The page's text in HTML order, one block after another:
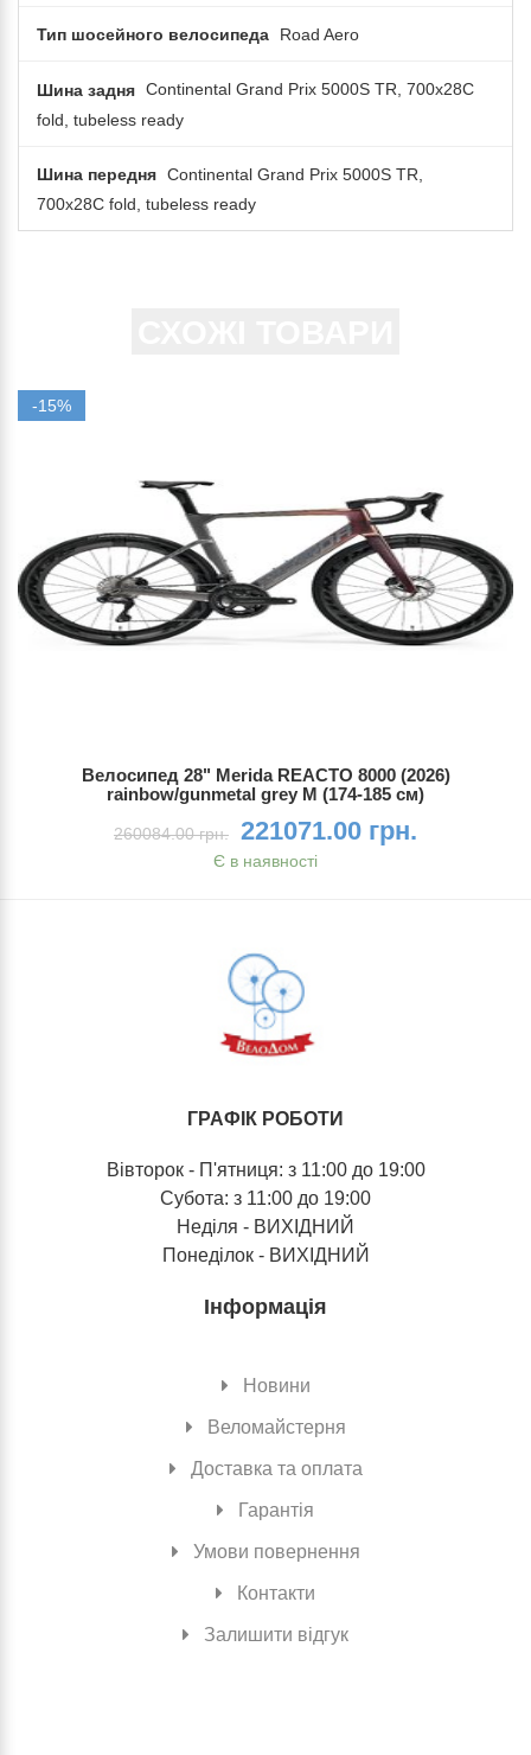
Тип шосейного велосипеда Road Aero
Шина задня Continental Grand Prix 5000S TR, 700x28C
fold, tubeless ready
Шина передня Continental Grand Prix 5000S TR,
700x28C fold, tubeless ready
-15%
Велосипед 28" Merida REACTO 8000 (2026)
rainbow/gunmetal grey M (174-185 см)
260084.00 грн. 221071.00 грн.
Є в наявності
ГРАФІК РОБОТИ
Вівторок - П'ятниця: з 11:00 до 19:00
Субота: з 11:00 до 19:00
Неділя - ВИХІДНИЙ
Понеділок - ВИХІДНИЙ
Інформація
Новини
Веломайстерня
Доставка та оплата
Гарантія
Умови повернення
Контакти
Залишити відгук